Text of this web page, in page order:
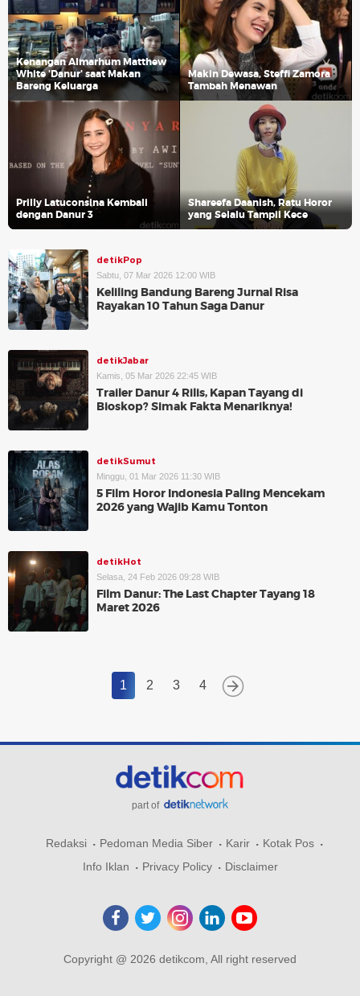
Kenangan Almarhum Matthew
White 'Danur' saat Makan
Bareng Keluarga
Makin Dewasa, Steffi Zamora
Tambah Menawan
Prilly Latuconsina Kembali
dengan Danur 3
Shareefa Daanish, Ratu Horor
yang Selalu Tampil Kece
detikPop
Sabtu, 07 Mar 2026 12:00 WIB
Keliling Bandung Bareng Jurnal Risa
Rayakan 10 Tahun Saga Danur
detikJabar
Kamis, 05 Mar 2026 22:45 WIB
Trailer Danur 4 Rilis, Kapan Tayang di
Bioskop? Simak Fakta Menariknya!
detikSumut
Minggu, 01 Mar 2026 11:30 WIB
5 Film Horor Indonesia Paling Mencekam
2026 yang Wajib Kamu Tonton
detikHot
Selasa, 24 Feb 2026 09:28 WIB
Film Danur: The Last Chapter Tayang 18
Maret 2026
1 2 3 4
part of
Redaksi Pedoman Media Siber Karir
Kotak Pos
Info Iklan
Privacy Policy Disclaimer
Copyright @ 2026 detikcom, All right reserved